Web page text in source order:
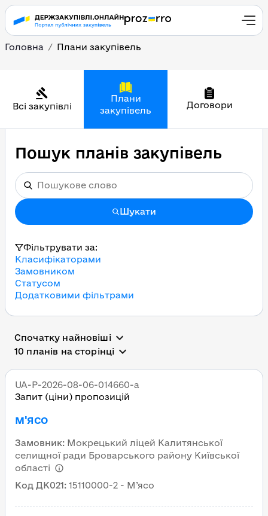
Головна Плани закупівель
Всі закупівлі
Плани
закупівель
Договори
Пошук планів закупівель
Шукати
Фільтрувати за:
Класифікаторами
Замовником
Статусом
Додатковими фільтрами
Всі державні тендери в
Спочатку найновіші
10 планів на сторінці
UA-P-2026-08-06-014660-a
Запит (ціни) пропозицій
м'ясо
Замовник: Мокрецький ліцей Калитянської
селищної ради Броварського району Київської
області
Код ДК021: 15110000-2 - М’ясо